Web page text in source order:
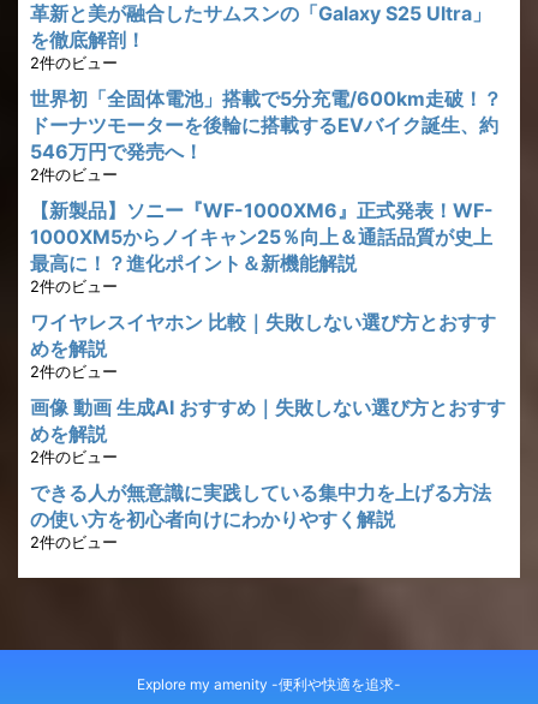
革新と美が融合したサムスンの「Galaxy S25 Ultra」
を徹底解剖！
2件のビュー
世界初「全固体電池」搭載で5分充電/600km走破！？
ドーナツモーターを後輪に搭載するEVバイク誕生、約
546万円で発売へ！
2件のビュー
【新製品】ソニー『WF-1000XM6』正式発表！WF-
1000XM5からノイキャン25％向上＆通話品質が史上
最高に！？進化ポイント＆新機能解説
2件のビュー
ワイヤレスイヤホン 比較｜失敗しない選び方とおすす
めを解説
2件のビュー
画像 動画 生成AI おすすめ｜失敗しない選び方とおすす
めを解説
2件のビュー
できる人が無意識に実践している集中力を上げる方法
の使い方を初心者向けにわかりやすく解説
2件のビュー
Explore my amenity -便利や快適を追求-